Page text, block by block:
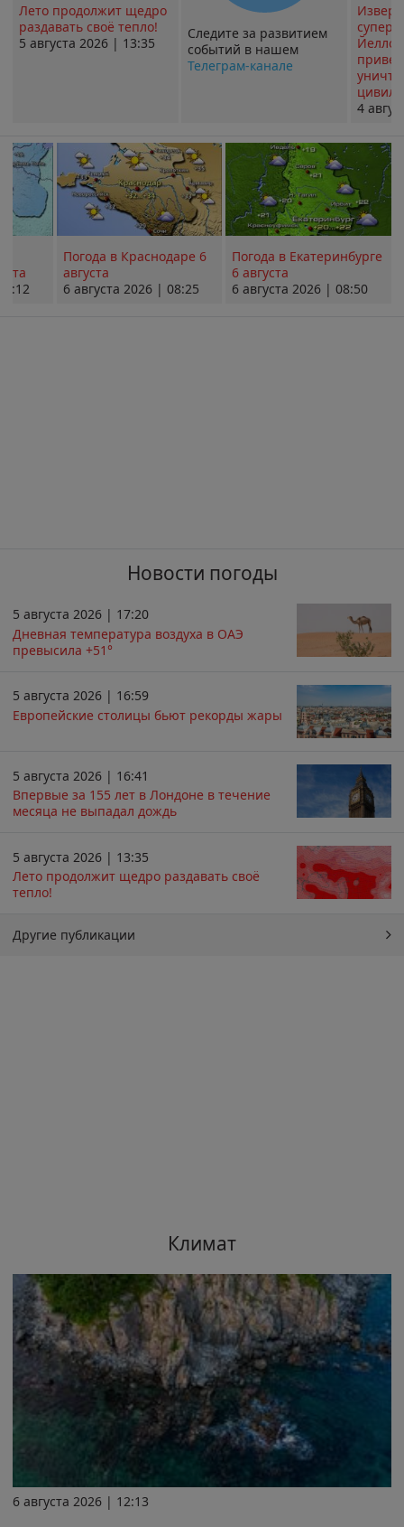
Лето продолжит щедро
раздавать своё тепло!
5 августа 2026 | 13:35
Следите за развитием
событий в нашем
Телеграм-канале
4
Погода в Краснодаре 6
августа
6 августа 2026 | 08:25
Погода в Екатеринбурге
6 августа
6 августа 2026 | 08:50
Новости погоды
5 августа 2026 | 17:20
Дневная температура воздуха в ОАЭ
превысила +51°
5 августа 2026 | 16:59
Европейские столицы бьют рекорды жары
5 августа 2026 | 16:41
Впервые за 155 лет в Лондоне в течение
месяца не выпадал дождь
5 августа 2026 | 13:35
Лето продолжит щедро раздавать своё
тепло!
Другие публикации
Климат
6 августа 2026 | 12:13